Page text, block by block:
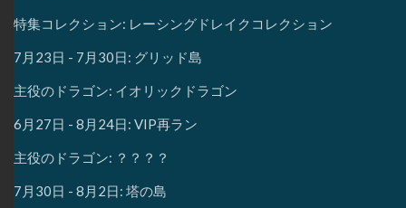
特集コレクション: レーシングドレイクコレクション
7月23日 - 7月30日: グリッド島
主役のドラゴン: イオリックドラゴン
6月27日 - 8月24日: VIP再ラン
主役のドラゴン: ？？？？
7月30日 - 8月2日: 塔の島